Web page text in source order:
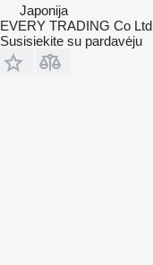
Japonija
EVERY TRADING Co Ltd
Susisiekite su pardavėju